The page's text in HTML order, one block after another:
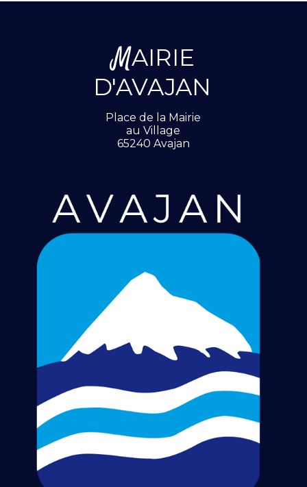
MAIRIE
D'AVAJAN
Place de la Mairie
au Village
65240 Avajan